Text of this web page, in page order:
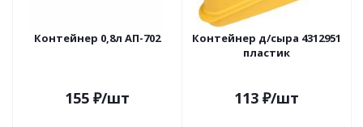
Контейнер 0,8л АП-702
155 ₽/шт
Контейнер д/сыра 4312951
пластик
113 ₽/шт